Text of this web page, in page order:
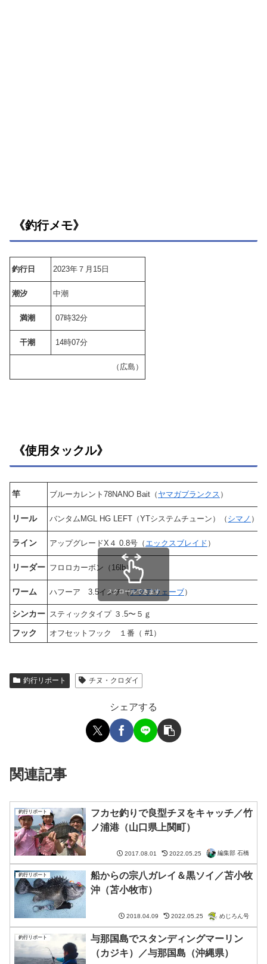
《釣行メモ》
釣行日 2023年７月15日
潮汐 中潮
満潮 07時32分
干潮 14時07分
（広島）
《使用タックル》
竿 ブルーカレント78NANO Bait（ ヤマガブランクス ）
リール バンタムMGL HG LEFT（YTシステムチューン）（ シマノ ）
ライン アップグレードX４ 0.8号（ エックスブレイド ）
リーダー フロロカーボン（16lb）
ワーム ハフーア 3.5インチ（アクアウェーブ）
シンカー スティックタイプ ３.5〜５ｇ
フック オフセットフック １番（ #1）
スクロールできます
釣行リポート チヌ・クロダイ
シェアする
関連記事
釣行リポート
フカセ釣りで良型チヌをキャッチ／竹
ノ浦港（山口県上関町）
2017.08.01 2022.05.25 編集部 石橋
釣行リポート
船からの宗八ガレイ＆黒ソイ／苫小牧
沖（苫小牧市）
2018.04.09 2022.05.25 めじろん号
釣行リポート
与那国島でスタンディングマーリン
（カジキ）／与那国島（沖縄県）